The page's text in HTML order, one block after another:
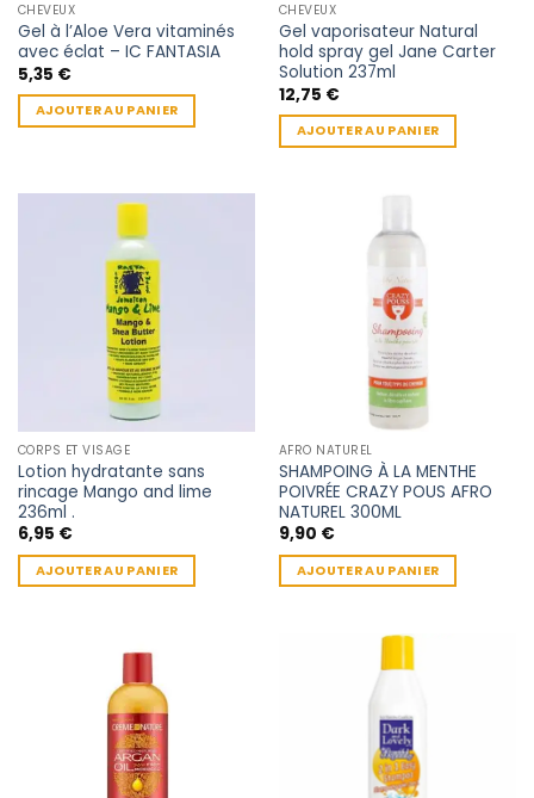
page
du
produit
CHEVEUX
Gel à l’Aloe Vera vitaminés
avec éclat – IC FANTASIA
5,35 €
AJOUTER AU PANIER
CHEVEUX
Gel vaporisateur Natural
hold spray gel Jane Carter
Solution 237ml
12,75 €
AJOUTER AU PANIER
CORPS ET VISAGE
Lotion hydratante sans
rincage Mango and lime
236ml .
6,95 €
AJOUTER AU PANIER
AFRO NATUREL
SHAMPOING À LA MENTHE
POIVRÉE CRAZY POUS AFRO
NATUREL 300ML
9,90 €
AJOUTER AU PANIER